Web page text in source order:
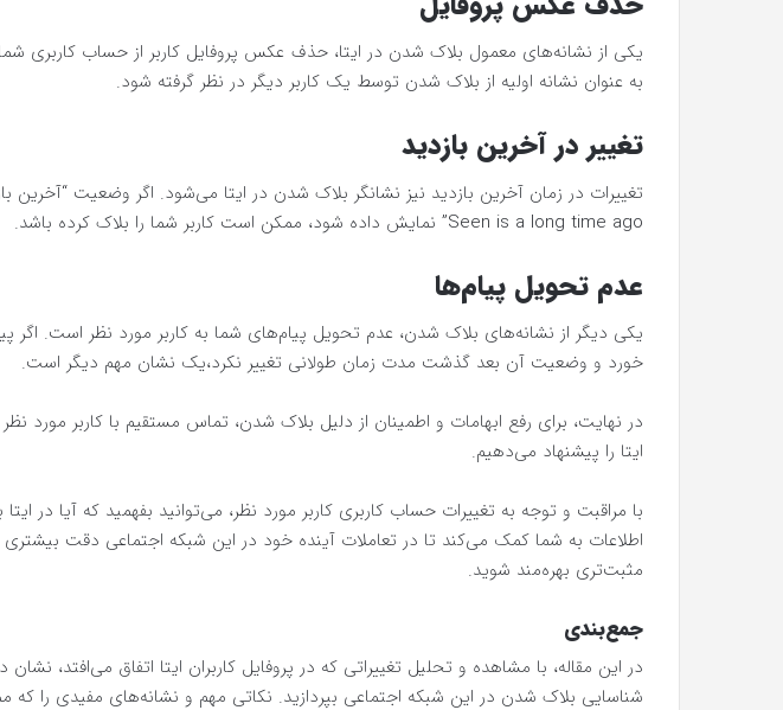
یکی از نشانه‌های معمول بلاک شدن در ایتا، حذف عکس پروفایل کاربر از حساب کاربری
به عنوان نشانه اولیه از بلاک شدن توسط یک کاربر دیگر در نظر گرفته شود.
تغییر در آخرین بازدید
Seen is a long time ago” نمایش داده شود، ممکن است کاربر شما را بلاک کرده باشد.
عدم تحویل پیام‌ها
یکی دیگر از نشانه‌های بلاک شدن، عدم تحویل پیام‌های شما به کاربر مورد نظر است. اگر
خورد و وضعیت آن بعد گذشت مدت زمان طولانی تغییر نکرد،یک نشان‌ مهم دیگر است.
در نهایت، برای رفع ابهامات و اطمینان از دلیل بلاک شدن، تماس مستقیم با کاربر مورد
ایتا را پیشنهاد می‌دهیم.
با مراقبت و توجه به تغییرات حساب کاربری کاربر مورد نظر، می‌توانید بفهمید که آیا در
اطلاعات به شما کمک می‌کند تا در تعاملات آینده خود در این شبکه اجتماعی دقت بیشتری
مثبت‌تری بهره‌مند شوید.
جمع‌بندی
در این مقاله، با مشاهده و تحلیل تغییراتی که در پروفایل کاربران ایتا اتفاق می‌افتد،
شناسایی بلاک شدن در این شبکه اجتماعی بپردازید. نکاتی مهم و نشانه‌های مفیدی را